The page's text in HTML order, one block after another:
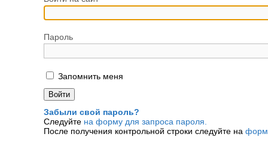
Пароль
Запомнить меня
Забыли свой пароль?
Следуйте на форму для запроса пароля.
После получения контрольной строки следуйте на